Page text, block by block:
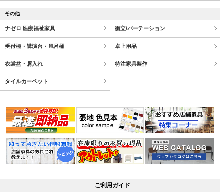
その他
ナゼロ 医療福祉家具 衝立/パーテーション
受付棚・講演台・風呂桶 卓上用品
衣裳盆・屑入れ 特注家具製作
タイルカーペット
ご利用ガイド